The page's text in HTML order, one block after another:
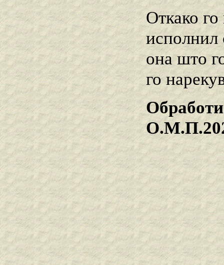
Откако
исполнил
она што
го
Обработи